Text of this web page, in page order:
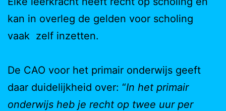
kan in overleg de gelden voor scholing
vaak zelf inzetten.
De CAO voor het primair onderwijs geeft
daar duidelijkheid over: “In het primair
onderwijs heb je recht op twee uur per